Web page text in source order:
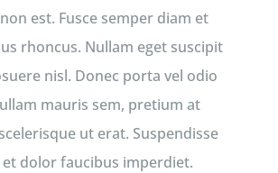
est. Fusce semper diam et
rhoncus. Nullam eget suscipit
nisl. Donec porta vel odio
mauris sem, pretium at
ut erat. Suspendisse
dolor faucibus imperdiet.